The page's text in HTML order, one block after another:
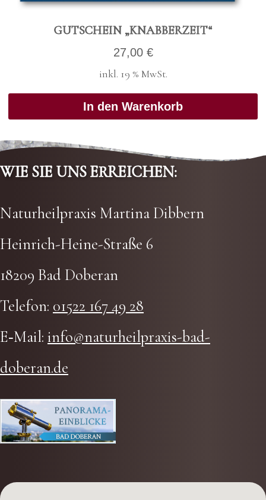
GUT­SCHEIN „KNAB­BER­ZEIT“
27,00 €
inkl. 19 % MwSt.
In den Warenkorb
WIE SIE UNS ERREI­CHEN:
Natur­heil­pra­xis Mar­ti­na Dib­bern
Hein­rich-Hei­ne-Stra­ße 6
18209 Bad Doberan
Tele­fon: 01522 167 49 28
E‑Mail: info@naturheilpraxis-bad-
doberan.de